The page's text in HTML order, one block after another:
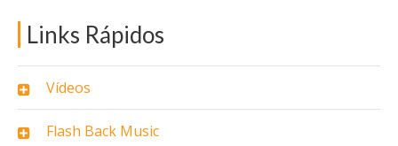
Links Rápidos
Vídeos
Flash Back Music